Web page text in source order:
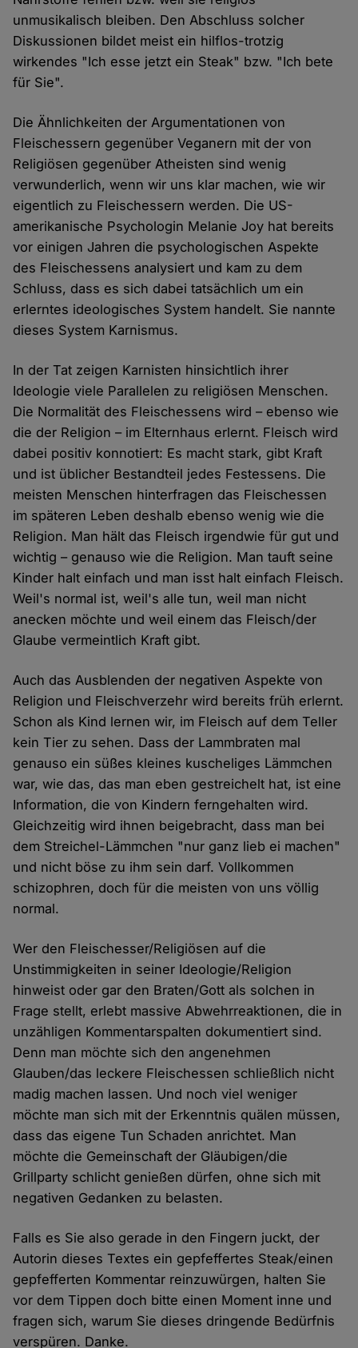
unmusikalisch bleiben. Den Abschluss solcher
Diskussionen bildet meist ein hilflos-trotzig
wirkendes "Ich esse jetzt ein Steak" bzw. "Ich bete
für Sie".
Die Ähnlichkeiten der Argumentationen von
Fleischessern gegenüber Veganern mit der von
Religiösen gegenüber Atheisten sind wenig
verwunderlich, wenn wir uns klar machen, wie wir
eigentlich zu Fleischessern werden. Die US-
amerikanische Psychologin Melanie Joy hat bereits
vor einigen Jahren die psychologischen Aspekte
des Fleischessens analysiert und kam zu dem
Schluss, dass es sich dabei tatsächlich um ein
erlerntes ideologisches System handelt. Sie nannte
dieses System Karnismus.
In der Tat zeigen Karnisten hinsichtlich ihrer
Ideologie viele Parallelen zu religiösen Menschen.
Die Normalität des Fleischessens wird – ebenso wie
die der Religion – im Elternhaus erlernt. Fleisch wird
dabei positiv konnotiert: Es macht stark, gibt Kraft
und ist üblicher Bestandteil jedes Festessens. Die
meisten Menschen hinterfragen das Fleischessen
im späteren Leben deshalb ebenso wenig wie die
Religion. Man hält das Fleisch irgendwie für gut und
wichtig – genauso wie die Religion. Man tauft seine
Kinder halt einfach und man isst halt einfach Fleisch.
Weil's normal ist, weil's alle tun, weil man nicht
anecken möchte und weil einem das Fleisch/der
Glaube vermeintlich Kraft gibt.
Auch das Ausblenden der negativen Aspekte von
Religion und Fleischverzehr wird bereits früh erlernt.
Schon als Kind lernen wir, im Fleisch auf dem Teller
kein Tier zu sehen. Dass der Lammbraten mal
genauso ein süßes kleines kuscheliges Lämmchen
war, wie das, das man eben gestreichelt hat, ist eine
Information, die von Kindern ferngehalten wird.
Gleichzeitig wird ihnen beigebracht, dass man bei
dem Streichel-Lämmchen "nur ganz lieb ei machen"
und nicht böse zu ihm sein darf. Vollkommen
schizophren, doch für die meisten von uns völlig
normal.
Wer den Fleischesser/Religiösen auf die
Unstimmigkeiten in seiner Ideologie/Religion
hinweist oder gar den Braten/Gott als solchen in
Frage stellt, erlebt massive Abwehrreaktionen, die in
unzähligen Kommentarspalten dokumentiert sind.
Denn man möchte sich den angenehmen
Glauben/das leckere Fleischessen schließlich nicht
madig machen lassen. Und noch viel weniger
möchte man sich mit der Erkenntnis quälen müssen,
dass das eigene Tun Schaden anrichtet. Man
möchte die Gemeinschaft der Gläubigen/die
Grillparty schlicht genießen dürfen, ohne sich mit
negativen Gedanken zu belasten.
Falls es Sie also gerade in den Fingern juckt, der
Autorin dieses Textes ein gepfeffertes Steak/einen
gepfefferten Kommentar reinzuwürgen, halten Sie
vor dem Tippen doch bitte einen Moment inne und
fragen sich, warum Sie dieses dringende Bedürfnis
verspüren. Danke.